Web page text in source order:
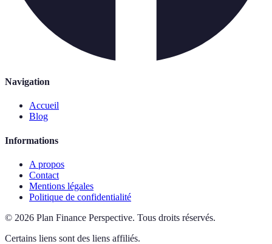
Navigation
Accueil
Blog
Informations
A propos
Contact
Mentions légales
Politique de confidentialité
© 2026 Plan Finance Perspective. Tous droits réservés.
Certains liens sont des liens affiliés.